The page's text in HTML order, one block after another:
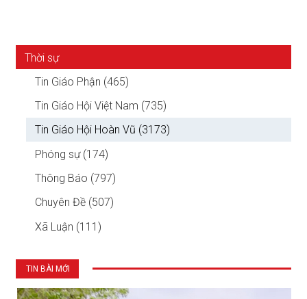
Thời sự
Tin Giáo Phận (465)
Tin Giáo Hội Việt Nam (735)
Tin Giáo Hội Hoàn Vũ (3173)
Phóng sự (174)
Thông Báo (797)
Chuyên Đề (507)
Xã Luận (111)
TIN BÀI MỚI